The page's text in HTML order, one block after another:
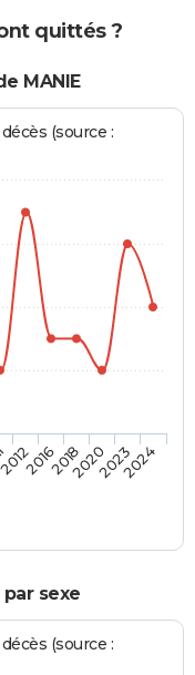
quittés ?
MANIE
(source :
20162018202020232024
sexe
(source :